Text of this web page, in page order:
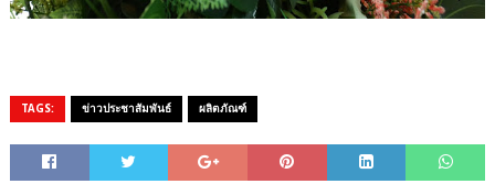
TAGS: ข่าวประชาสัมพันธ์ ผลิตภัณฑ์